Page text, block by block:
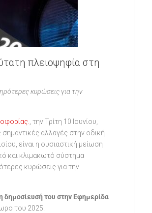
πλειοψηφία στη
κυρώσεις για την
, την Τρίτη 10 Ιουνίου,
αλλαγές στην οδική
είναι η ουσιαστική μείωση
και κλιμακωτό σύστημα
κυρώσεις για την
δημοσίευσή του στην Εφημερίδα
του 2025.